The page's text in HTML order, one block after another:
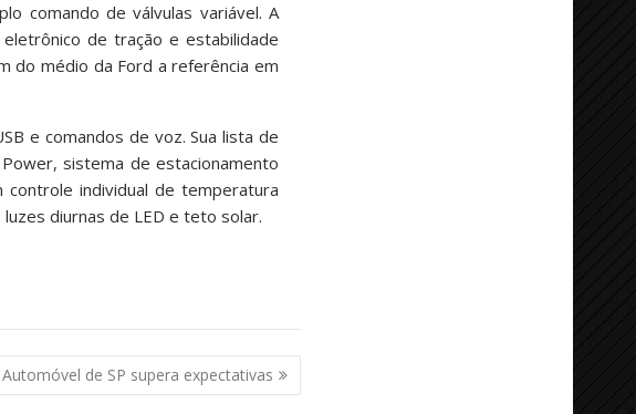
comando de válvulas variável. A
de tração e estabilidade
do médio da Ford a referência em
e comandos de voz. Sua lista de
sistema de estacionamento
individual de temperatura
diurnas de LED e teto solar.
de SP supera expectativas